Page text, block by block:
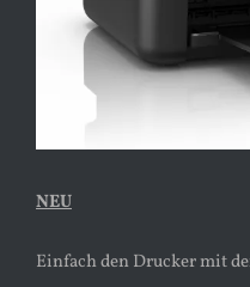
NEU
Einfach den Drucker mit